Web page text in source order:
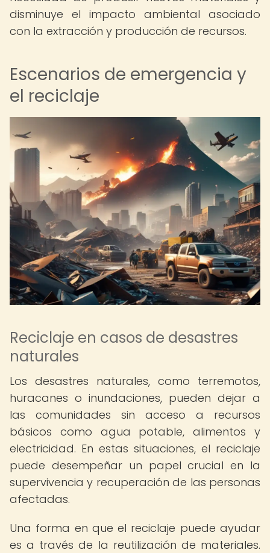
disminuye el impacto ambiental asociado
con la extracción y producción de recursos.
Escenarios de emergencia y
el reciclaje
Reciclaje en casos de desastres
naturales
Los desastres naturales, como terremotos,
huracanes o inundaciones, pueden dejar a
las comunidades sin acceso a recursos
básicos como agua potable, alimentos y
electricidad. En estas situaciones, el reciclaje
puede desempeñar un papel crucial en la
supervivencia y recuperación de las personas
afectadas.
Una forma en que el reciclaje puede ayudar
es a través de la reutilización de materiales.